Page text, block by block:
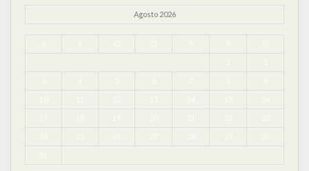
Agosto 2026
S T Q Q S S D
1
3 4 5 6 7 8 9
10 11 12 13 14 15 16
17 18 19 20 21 23
24 25 26 27 28 29 30
31